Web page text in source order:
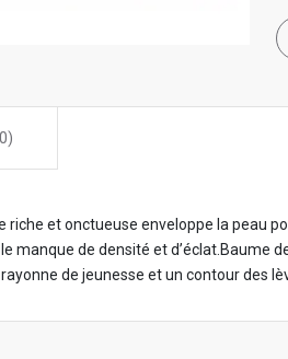
riche et onctueuse enveloppe la peau
manque de densité et d’éclat.Baume
de jeunesse et un contour des